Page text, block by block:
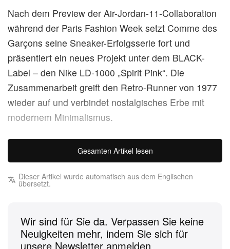
Nach dem Preview der Air-Jordan-11-Collaboration
während der Paris Fashion Week setzt Comme des
Garçons seine Sneaker-Erfolgsserie fort und
präsentiert ein neues Projekt unter dem BLACK-
Label – den Nike LD-1000 „Spirit Pink“. Die
Zusammenarbeit greift den Retro-Runner von 1977
wieder auf und verbindet nostalgisches Erbe mit
modernem Minimalismus.
Die Silhouette kommt mit einem schwarzen Mesh-
Upper, das als zurückhaltende Basis fungiert,
während tonale Veloursleder-Overlays an
Zehenbereich und Ferse für Struktur und haptische
dem Swoosh und der Midsole setzen einen
markanten Kontrast und verleihen dem Design
Charakter, ohne seine raffinierte Ästhetik zu
Gesamten Artikel lesen
Dieser Artikel wurde automatisch aus dem Englischen
übersetzt.
Wir sind für Sie da. Verpassen Sie keine
Neuigkeiten mehr, indem Sie sich für
unsere Newsletter anmelden.